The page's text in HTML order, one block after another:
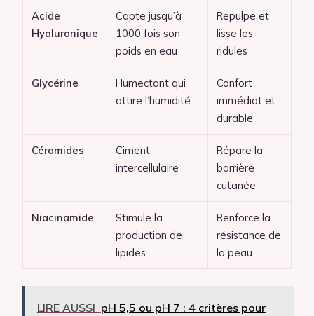
Acide
Hyaluronique
Capte jusqu’à
1000 fois son
poids en eau
Repulpe et
lisse les
ridules
Glycérine
Humectant qui
attire l’humidité
Confort
immédiat et
durable
Céramides
Ciment
intercellulaire
Répare la
barrière
cutanée
Niacinamide
Stimule la
production de
lipides
Renforce la
résistance de
la peau
LIRE AUSSI pH 5,5 ou pH 7 : 4 critères pour